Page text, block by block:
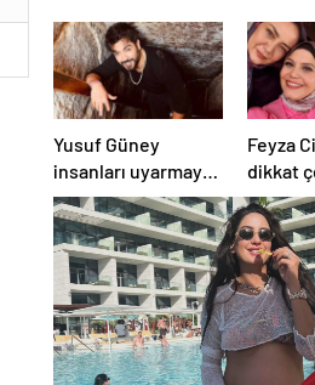
Yusuf Güney
insanları uyarmaya
devam ediyor:
“Uzaylılar bizi
ciddiye almıyor”
Feyza
dikkat
geldi